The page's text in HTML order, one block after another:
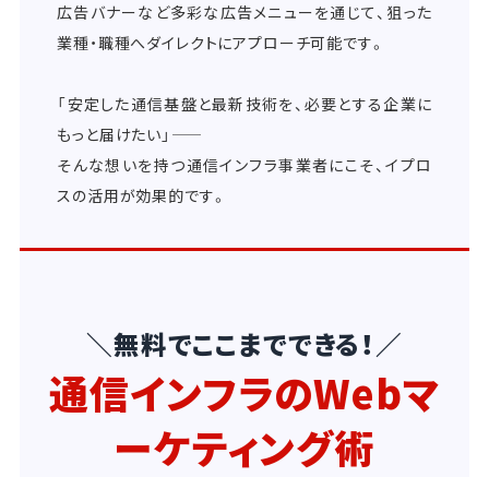
広告バナーなど多彩な広告メニューを通じて、狙った
業種・職種へダイレクトにアプローチ可能です。
「安定した通信基盤と最新技術を、必要とする企業に
もっと届けたい」――
そんな想いを持つ通信インフラ事業者にこそ、イプロ
スの活用が効果的です。
＼無料でここまでできる！／
通信インフラのWebマ
ーケティング術